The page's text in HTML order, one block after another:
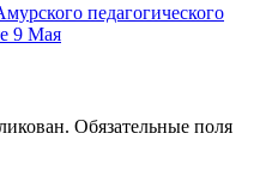
педагогического
9 Мая
Обязательные поля